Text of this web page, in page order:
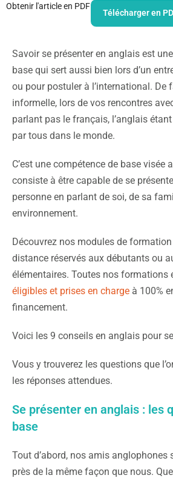
Obtenir l'article en PDF
Télécharger en
Savoir se présenter en anglais est
base qui sert aussi bien lors d’un
ou pour postuler à l’international. De
informelle, lors de vos rencontres
parlant pas le français, l’anglais
par tous dans le monde.
C’est une compétence de base visée
consiste à être capable de se
personne en parlant de soi, de sa
environnement.
Découvrez nos modules de
distance réservés aux débutants ou
élémentaires. Toutes nos formations
éligibles et prises en charge à 100%
financement.
Voici les 9 conseils en anglais pour
Vous y trouverez les questions que
les réponses attendues.
Se présenter en anglais : les
base
Tout d’abord, nos amis anglophones
près de la même façon que nous.